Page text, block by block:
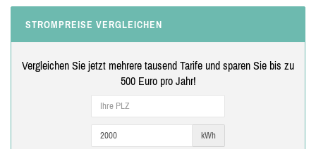
STROMPREISE VERGLEICHEN
Vergleichen Sie jetzt mehrere tausend Tarife und sparen Sie bis zu
500 Euro pro Jahr!
kWh